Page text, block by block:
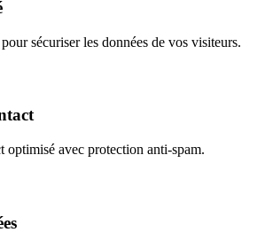
sécuriser les données de vos visiteurs.
optimisé avec protection anti-spam.